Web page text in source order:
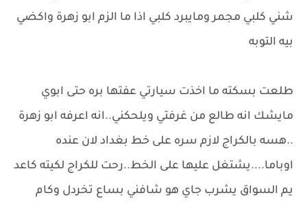
شني كلبي مجمر ومايبرد كلبي اذا ما الزم ابو زهرة واكضي
بيه التوبه
طلعت بسكته ما اخذت سيارتي عفتها بره حتى ابوي
مايشك انه طالع من غرفتي ويلحكني..انه اعرفه ابو زهرة
..هسه بالكراج لازم سره على خط بغداد لان عنده
اوباما....يشتغل عليها على الخط..رحت للكراج لكيته كاعد
يم السواق يشرب جاي هو شافني بساع تخردل وكام